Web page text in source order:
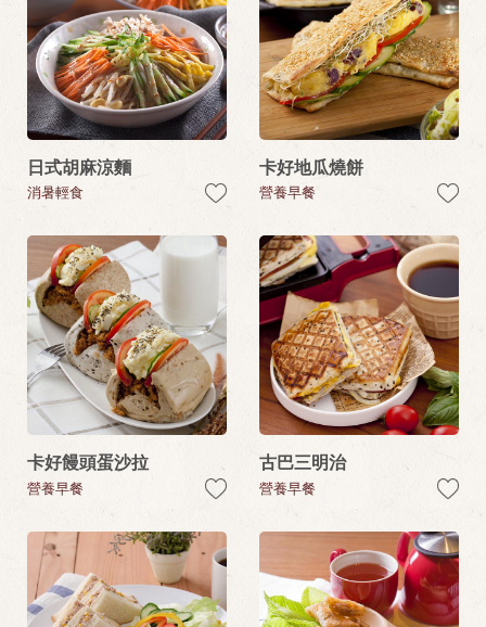
日式胡麻涼麵
消暑輕食
卡好地瓜燒餅
營養早餐
卡好饅頭蛋沙拉
營養早餐
古巴三明治
營養早餐